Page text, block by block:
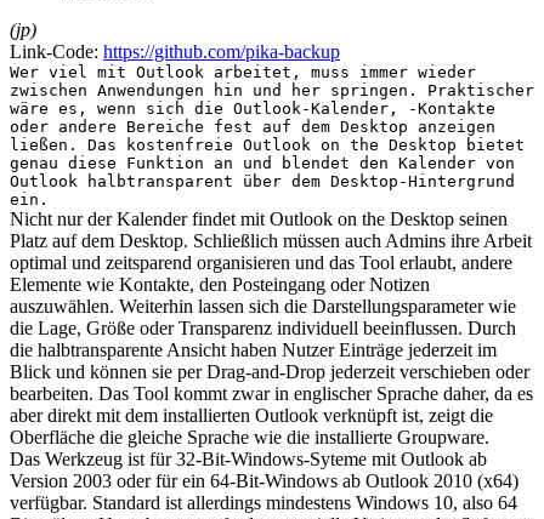
(jp)
Link-Code: https://github.com/pika-backup
Wer viel mit Outlook arbeitet, muss immer wieder
zwischen Anwendungen hin und her springen. Praktischer
wäre es, wenn sich die Outlook-Kalender, -Kontakte
oder andere Bereiche fest auf dem Desktop anzeigen
ließen. Das kostenfreie Outlook on the Desktop bietet
genau diese Funktion an und blendet den Kalender von
Outlook halbtransparent über dem Desktop-Hintergrund
ein.
Nicht nur der Kalender findet mit Outlook on the Desktop seinen
Platz auf dem Desktop. Schließlich müssen auch Admins ihre Arbeit
optimal und zeitsparend organisieren und das Tool erlaubt, andere
Elemente wie Kontakte, den Posteingang oder Notizen
auszuwählen. Weiterhin lassen sich die Darstellungsparameter wie
die Lage, Größe oder Transparenz individuell beeinflussen. Durch
die halbtransparente Ansicht haben Nutzer Einträge jederzeit im
Blick und können sie per Drag-and-Drop jederzeit verschieben oder
bearbeiten. Das Tool kommt zwar in englischer Sprache daher, da es
aber direkt mit dem installierten Outlook verknüpft ist, zeigt die
Oberfläche die gleiche Sprache wie die installierte Groupware.
Das Werkzeug ist für 32-Bit-Windows-Syteme mit Outlook ab
Version 2003 oder für ein 64-Bit-Windows ab Outlook 2010 (x64)
verfügbar. Standard ist allerdings mindestens Windows 10, also 64